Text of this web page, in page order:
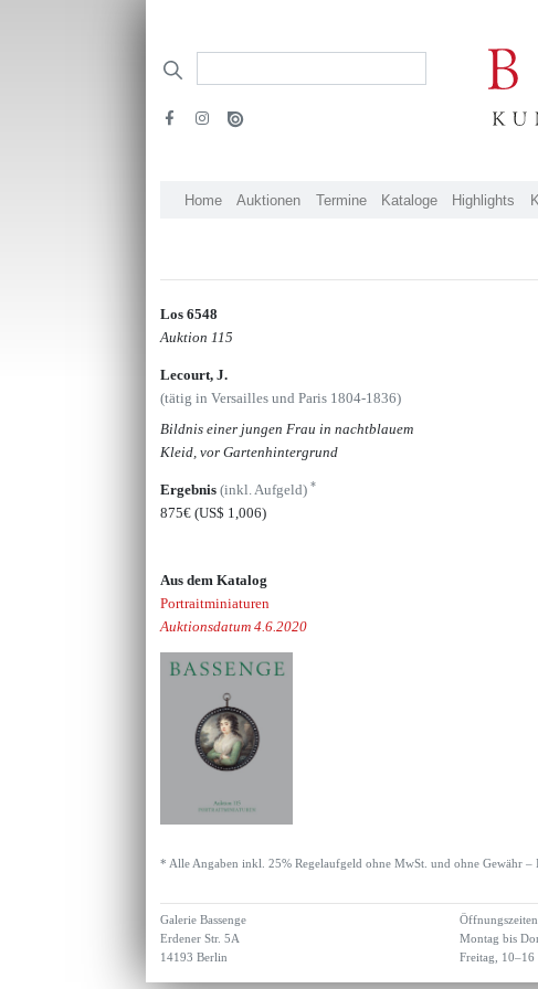
Home Auktionen Termine Kataloge Highlights
Los 6548
Auktion 115
Lecourt, J.
(tätig in Versailles und Paris 1804-1836)
Bildnis einer jungen Frau in nachtblauem
Kleid, vor Gartenhintergrund
Ergebnis(inkl. Aufgeld)*
875€(US$ 1,006)
Aus dem Katalog
Portraitminiaturen
Auktionsdatum 4.6.2020
* Alle Angaben inkl. 25% Regelaufgeld ohne MwSt. und ohne Gewähr –
Galerie Bassenge
Erdener Str. 5A
14193 Berlin
Montag bis
Freitag, 10–16